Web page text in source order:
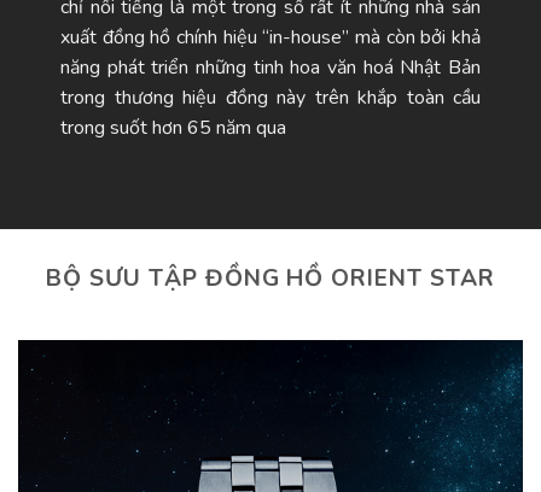
chỉ nổi tiếng là một trong số rất ít những nhà sản
xuất đồng hồ chính hiệu “in-house” mà còn bởi khả
năng phát triển những tinh hoa văn hoá Nhật Bản
trong thương hiệu đồng này trên khắp toàn cầu
trong suốt hơn 65 năm qua
BỘ SƯU TẬP ĐỒNG HỒ ORIENT STAR